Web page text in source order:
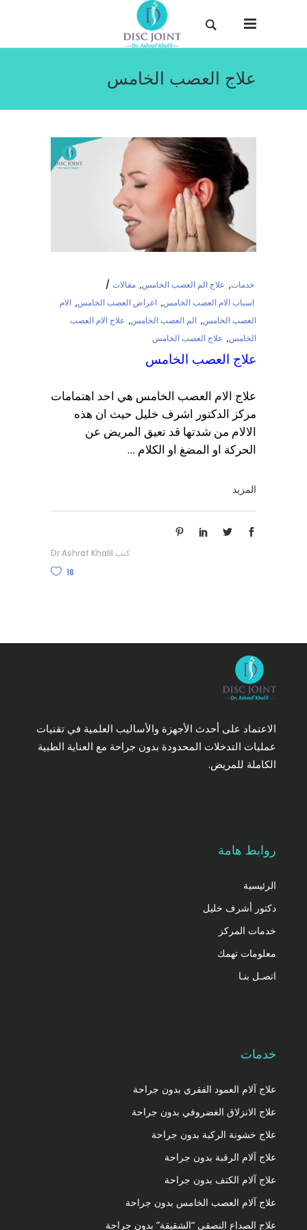
علاج العصب الخامس
خدمات, علاج الم العصب الخامس, مقالات
اسباب الام العصب الخامس, اعراض العصب الخامس, الام
العصب الخامس, الم العصب الخامس, علاج الام العصب
الخامس, علاج العصب الخامس
علاج العصب الخامس
علاج الام العصب الخامس هي احد اهتمامات
مركز الدكتور اشرف خليل حيث ان هذه
الالام من شدتها قد تعيق المريض عن
الحركة او المضغ او الكلام
المزيد
كتب Dr Ashraf Khalil
18
الاعتماد على أحدث الأجهزة والأساليب العلمية في تقنيات
عمليات التدخلات المحدودة بدون جراحة مع العناية الطبية
الكاملة للمريض.
روابط هامة
الرئيسية
دكتور أشرف خليل
خدمات المركز
معلومات تهمك
اتصـل بنـا
خدمات
علاج آلام العمود الفقري بدون جراحة
علاج الانزلاق الغضروفي بدون جراحة
علاج خشونة الركبة بدون جراحة
علاج آلام الرقبة بدون جراحة
علاج آلام الكتف بدون جراحة
علاج آلام العصب الخامس بدون جراحة
علاج الصداع النصفي “الشقيقة” بدون جراحة